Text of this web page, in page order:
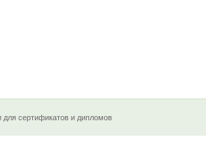
сертификатов и дипломов